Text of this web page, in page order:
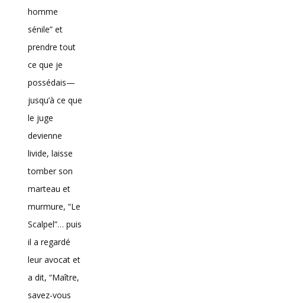
homme
sénile” et
prendre tout
ce que je
possédais—
jusqu’à ce que
le juge
devienne
livide, laisse
tomber son
marteau et
murmure, “Le
Scalpel”… puis
il a regardé
leur avocat et
a dit, “Maître,
savez-vous